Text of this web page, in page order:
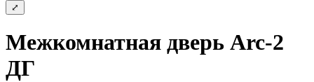
⤢
Межкомнатная дверь Arc-2
ДГ